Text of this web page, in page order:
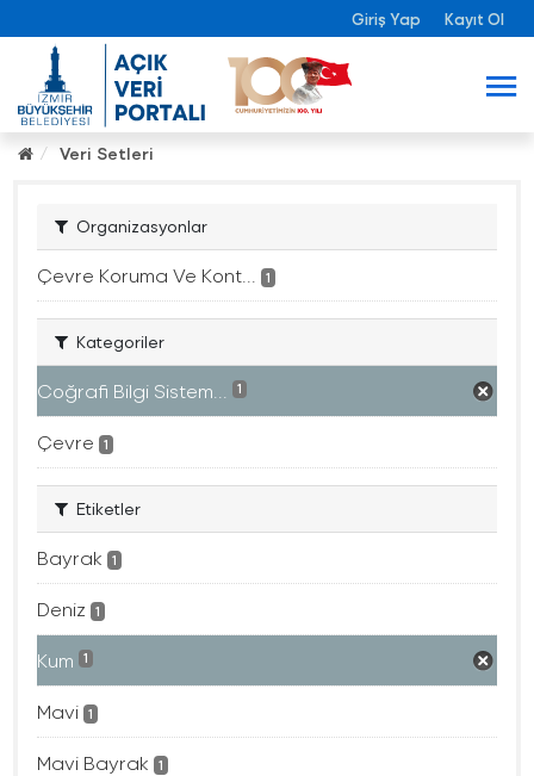
Giriş Yap Kayıt Ol
Veri Setleri
Organizasyonlar
Çevre Koruma Ve Kont... 1
Kategoriler
Coğrafi Bilgi Sistem... 1
Çevre 1
Etiketler
Bayrak 1
Deniz 1
Kum 1
Mavi 1
Mavi Bayrak 1